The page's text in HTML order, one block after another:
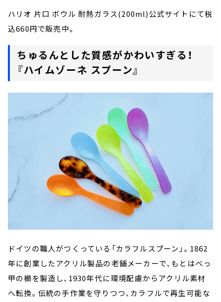
ハリオ 片口 ボウル 耐熱ガラス(200ml)公式サイトにて税
込660円で販売中。
ちゅるんとした質感がかわいすぎる！
『ハイムゾーネ スプーン』
ドイツの職人がつくっている「カラフルスプーン」。1862
年に創業したアクリル製品の老舗メーカーで、もとはべっ
甲の櫛を製造し、1930年代に環境配慮からアクリル素材
へ転換。伝統の手作業を守りつつ、カラフルで再生可能な